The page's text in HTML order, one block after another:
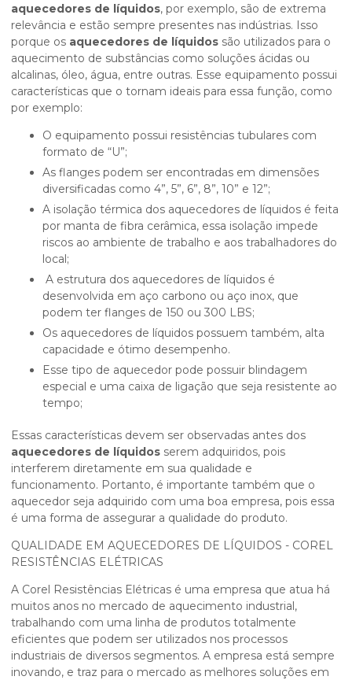
aquecedores de líquidos, por exemplo, são de extrema
relevância e estão sempre presentes nas indústrias. Isso
porque os aquecedores de líquidos são utilizados para o
aquecimento de substâncias como soluções ácidas ou
alcalinas, óleo, água, entre outras. Esse equipamento possui
características que o tornam ideais para essa função, como
por exemplo:
O equipamento possui resistências tubulares com
formato de “U”;
As flanges podem ser encontradas em dimensões
diversificadas como 4”, 5”, 6”, 8”, 10” e 12”;
A isolação térmica dos aquecedores de líquidos é feita
por manta de fibra cerâmica, essa isolação impede
riscos ao ambiente de trabalho e aos trabalhadores do
local;
A estrutura dos aquecedores de líquidos é
desenvolvida em aço carbono ou aço inox, que
podem ter flanges de 150 ou 300 LBS;
Os aquecedores de líquidos possuem também, alta
capacidade e ótimo desempenho.
Esse tipo de aquecedor pode possuir blindagem
especial e uma caixa de ligação que seja resistente ao
tempo;
Essas características devem ser observadas antes dos
aquecedores de líquidos serem adquiridos, pois
interferem diretamente em sua qualidade e
funcionamento. Portanto, é importante também que o
aquecedor seja adquirido com uma boa empresa, pois essa
é uma forma de assegurar a qualidade do produto.
QUALIDADE EM AQUECEDORES DE LÍQUIDOS - COREL
RESISTÊNCIAS ELÉTRICAS
A Corel Resistências Elétricas é uma empresa que atua há
muitos anos no mercado de aquecimento industrial,
trabalhando com uma linha de produtos totalmente
eficientes que podem ser utilizados nos processos
industriais de diversos segmentos. A empresa está sempre
inovando, e traz para o mercado as melhores soluções em